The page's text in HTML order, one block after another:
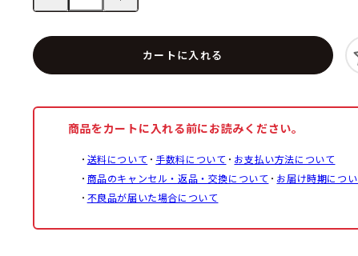
カートに入れる
商品をカートに入れる前にお読みください。
送料について 手数料について
お支払い方法について
商品のキャンセル・返品・交換について
お届け時期につ
不良品が届いた場合について